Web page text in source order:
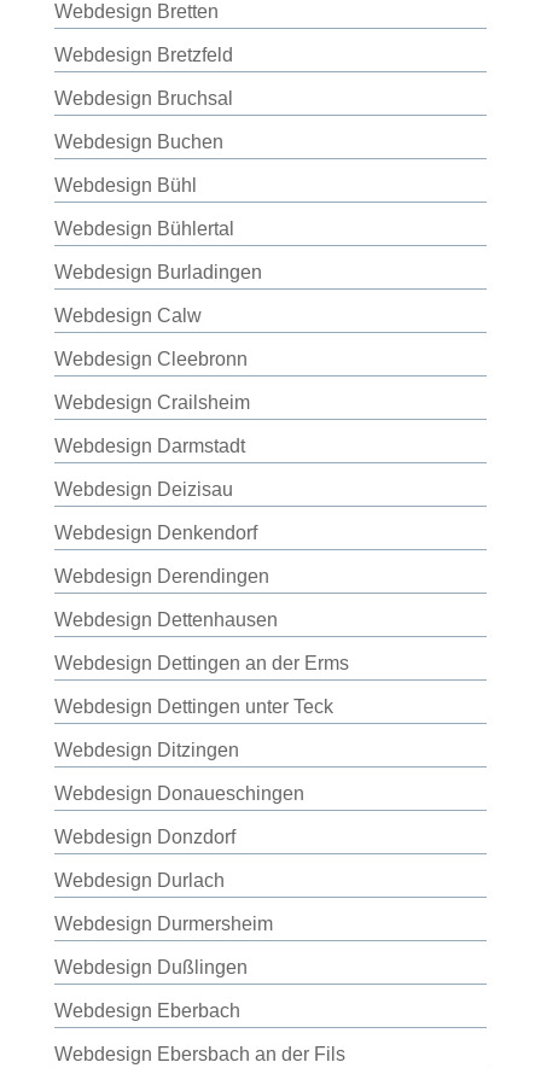
Webdesign Bretten
Webdesign Bretzfeld
Webdesign Bruchsal
Webdesign Buchen
Webdesign Bühl
Webdesign Bühlertal
Webdesign Burladingen
Webdesign Calw
Webdesign Cleebronn
Webdesign Crailsheim
Webdesign Darmstadt
Webdesign Deizisau
Webdesign Denkendorf
Webdesign Derendingen
Webdesign Dettenhausen
Webdesign Dettingen an der Erms
Webdesign Dettingen unter Teck
Webdesign Ditzingen
Webdesign Donaueschingen
Webdesign Donzdorf
Webdesign Durlach
Webdesign Durmersheim
Webdesign Dußlingen
Webdesign Eberbach
Webdesign Ebersbach an der Fils